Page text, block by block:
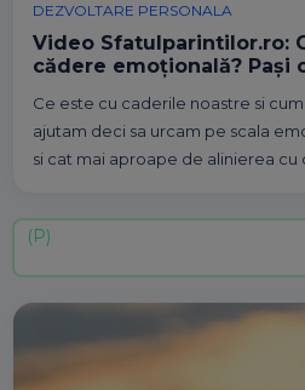
DEZVOLTARE PERSONALA
Video Sfatulparintilor.ro:
cădere emoțională? Pași
Ce este cu caderile noastre si
ajutam deci sa urcam pe scala
si cat mai aproape de alinierea cu